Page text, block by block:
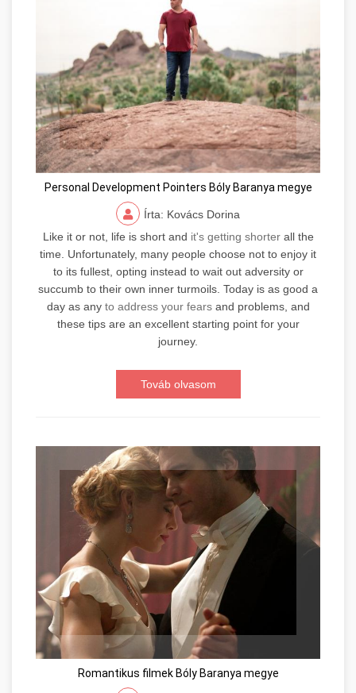
Personal Development Pointers Bóly Baranya megye
Írta: Kovács Dorina
Like it or not, life is short and it's getting shorterall the
time. Unfortunately, many people choose not to enjoy it
to its fullest, opting instead to wait out adversity or
succumb to their own inner turmoils. Today is as good a
day as any to address your fearsand problems, and
these tips are an excellent starting point for your
journey.
Továb olvasom
Romantikus filmek Bóly Baranya megye